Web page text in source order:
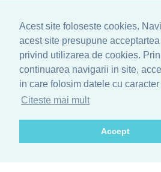
Acest site foloseste cookies.
acest site presupune
privind utilizarea de cookies. Prin
continuarea navigarii in site,
in care folosim datele cu
Citeste mai mult
Accept